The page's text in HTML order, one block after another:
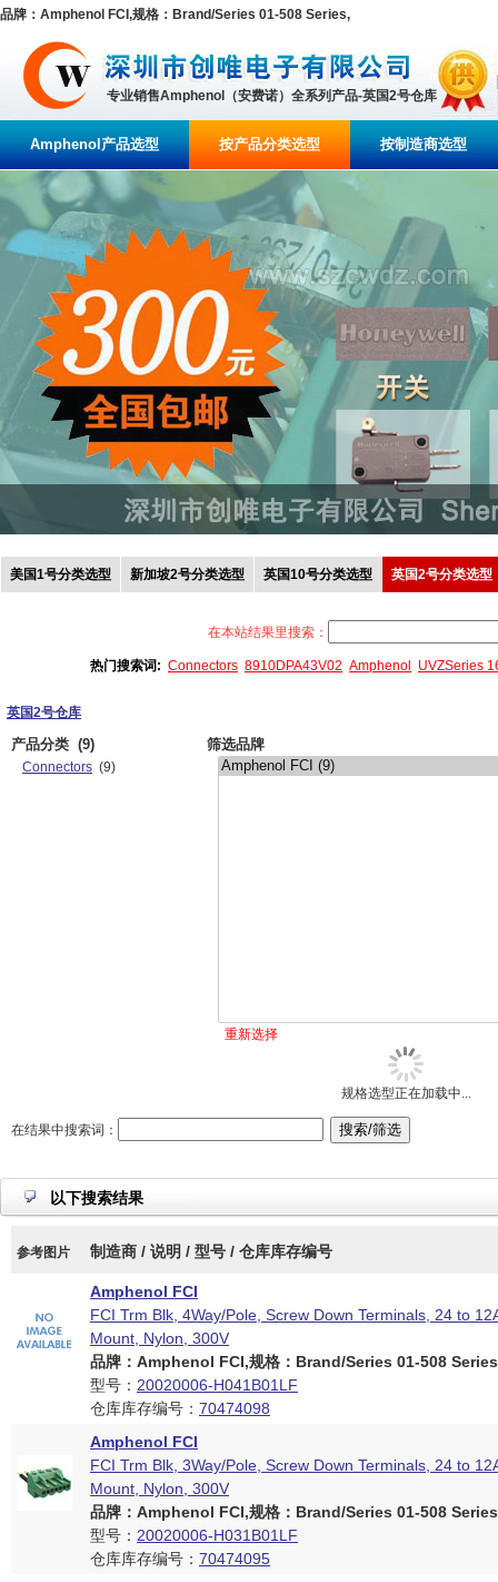
品牌：Amphenol FCI,规格：Brand/Series 01-508 Series,
专业销售Amphenol（安费诺）全系列产品-英国2号仓库
Amphenol产品选型 按产品分类选型 按制造商选型
美国1号分类选型 新加坡2号分类选型 英国10号分类选型 英国2号分类选型
在本站结果里搜索：
热门搜索词: Connectors 8910DPA43V02 Amphenol UVZSeries
英国2号仓库
产品分类 (9)
Connectors (9)
筛选品牌
重新选择
规格选型正在加载中...
在结果中搜索词：
以下搜索结果
参考图片 制造商 / 说明 / 型号 / 仓库库存编号
Amphenol FCI
FCI Trm Blk, 4Way/Pole, Screw Down Terminals, 24 to
Mount, Nylon, 300V
品牌：Amphenol FCI,规格：Brand/Series 01-508
型号： 20020006-H041B01LF
仓库库存编号： 70474098
Amphenol FCI
FCI Trm Blk, 3Way/Pole, Screw Down Terminals, 24 to
Mount, Nylon, 300V
品牌：Amphenol FCI,规格：Brand/Series 01-508
型号： 20020006-H031B01LF
仓库库存编号： 70474095